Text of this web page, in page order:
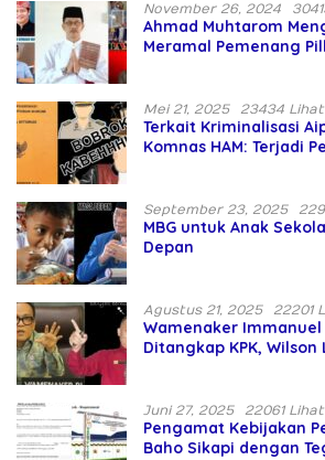
November 26, 2024
Ahmad Muhtarom
Meramal Pemenang
Mei 21, 2025 23434 Lihat
Terkait Kriminalisasi
Komnas HAM: Terjadi
September 23, 2025
MBG untuk Anak
Depan
Agustus 21, 2025 22201
Wamenaker Immanuel
Ditangkap KPK,
Juni 27, 2025 22061 Lihat
Pengamat Kebijakan
Baho Sikapi dengan